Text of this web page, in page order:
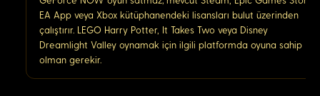
EA App veya Xbox kütüphanendeki lisansları bulut üzerinden
çalıştırır. LEGO Harry Potter, It Takes Two veya Disney
Dreamlight Valley oynamak için ilgili platformda oyuna sahip
olman gerekir.